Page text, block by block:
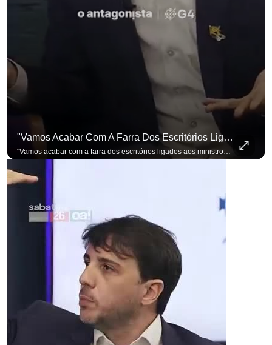
"Vamos Acabar Com A Farra Dos Escritórios Ligados Aos Ministros Do STF"